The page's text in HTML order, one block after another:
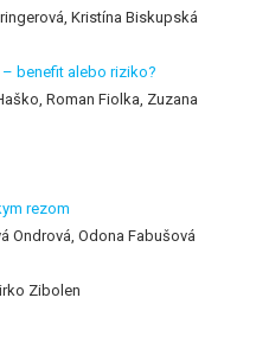
Kristína Biskupská
benefit alebo riziko?
Roman Fiolka, Zuzana
rezom
Ondrová, Odona Fabušová
Zibolen